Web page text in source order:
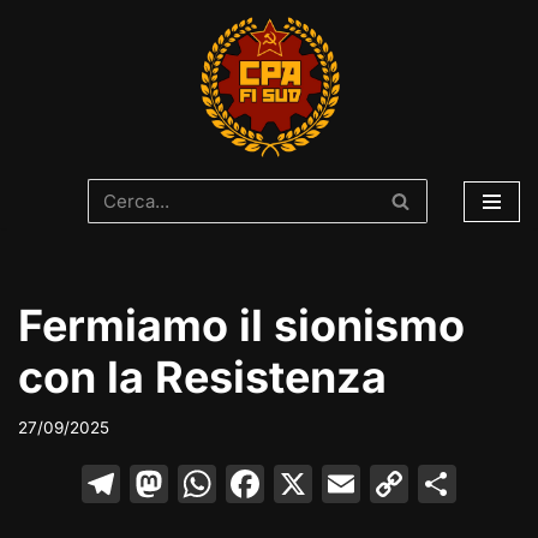
Fermiamo il sionismo
con la Resistenza
27/09/2025
T M W F X E C